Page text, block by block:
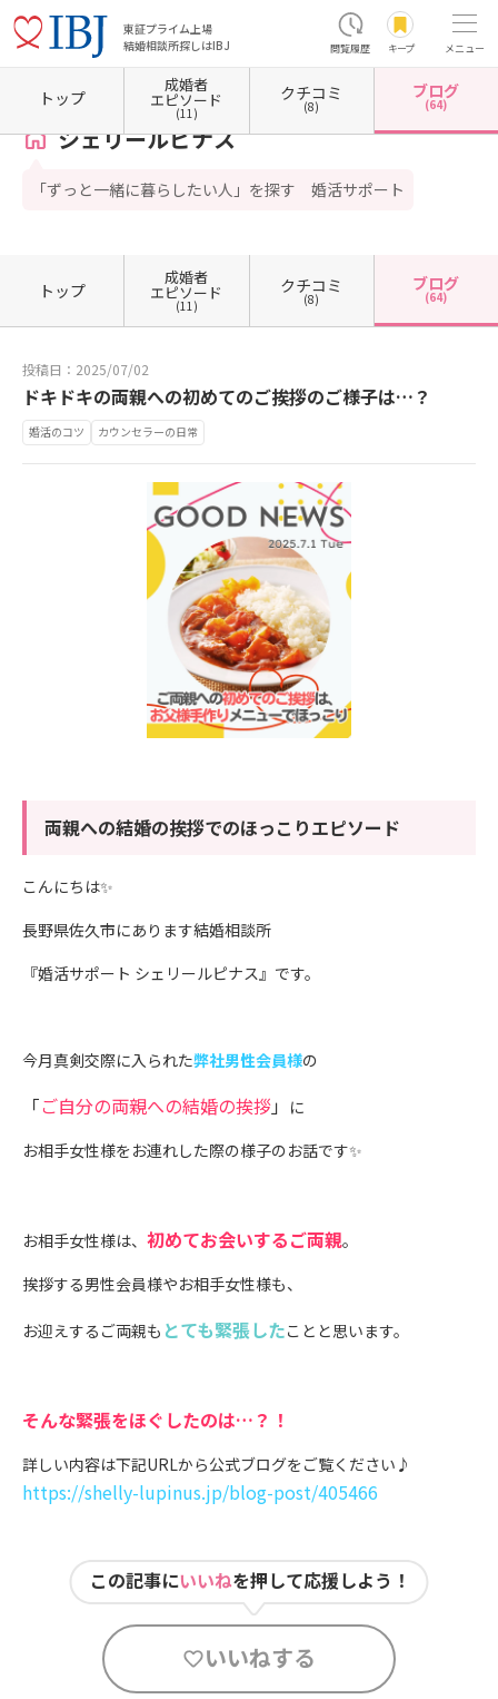
東証プライム上場
結婚相談所探しはIBJ
閲覧履歴 キープ メニュー
ホーム 長野県の結婚相談所 長野県佐久市 シェリールピナス カウンセラーブログ一覧
シェリールピナス
「ずっと一緒に暮らしたい人」を探す 婚活サポート
トップ
成婚者
エピソード
(11)
クチコミ
(8)
ブログ
(64)
トップ
成婚者
エピソード
(11)
クチコミ
(8)
ブログ
(64)
投稿日：2025/07/02
ドキドキの両親への初めてのご挨拶のご様子は…？
婚活のコツ カウンセラーの日常
両親への結婚の挨拶でのほっこりエピソード
こんにちは✨
長野県佐久市にあります結婚相談所
『婚活サポート シェリールピナス』です。
今月真剣交際に入られた弊社男性会員様の
「ご自分の両親への結婚の挨拶」 に
お相手女性様をお連れした際の様子のお話です✨
お相手女性様は、 初めてお会いするご両親。
挨拶する男性会員様やお相手女性様も、
お迎えするご両親も とても緊張したことと思います。
そんな緊張をほぐしたのは…？！
詳しい内容は下記URLから公式ブログをご覧ください♪
https://shelly-lupinus.jp/blog-post/405466
この記事にいいねを押して応援しよう！
いいねする